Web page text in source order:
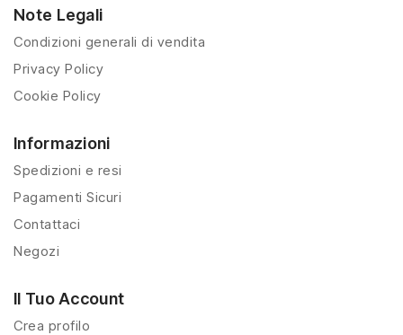
Note Legali
Condizioni generali di vendita
Privacy Policy
Cookie Policy
Informazioni
Spedizioni e resi
Pagamenti Sicuri
Contattaci
Negozi
Il Tuo Account
Crea profilo